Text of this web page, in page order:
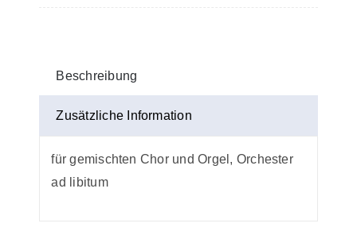
Menge
Beschreibung
Zusätzliche Information
für gemischten Chor und Orgel, Orchester
ad libitum